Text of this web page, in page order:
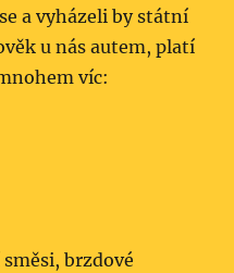
a vyházeli by státní
u nás autem, platí
víc:
brzdové